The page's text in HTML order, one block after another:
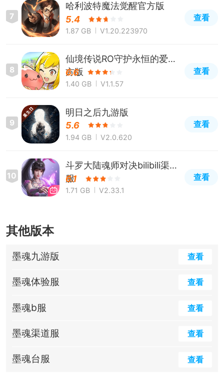
7
哈利波特魔法觉醒官方版
5.4
1.87 GB V1.20.223970
查看
8
仙境传说RO守护永恒的爱官
方版
6.6
1.40 GB V1.1.57
查看
9
明日之后九游版
5.6
1.94 GB V2.0.620
查看
10
斗罗大陆魂师对决bilibili渠道
服
6.1
1.71 GB V2.33.1
查看
其他版本
墨魂九游版 查看
墨魂体验服 查看
墨魂b服 查看
墨魂渠道服 查看
墨魂台服 查看